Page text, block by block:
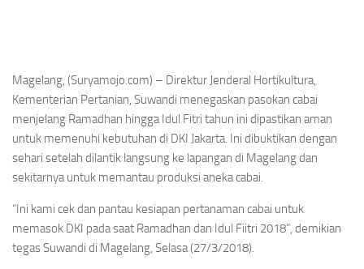
Magelang, (Suryamojo.com) – Direktur Jenderal Hortikultura,
Kementerian Pertanian, Suwandi menegaskan pasokan cabai
menjelang Ramadhan hingga Idul Fitri tahun ini dipastikan aman
untuk memenuhi kebutuhan di DKI Jakarta. Ini dibuktikan dengan
sehari setelah dilantik langsung ke lapangan di Magelang dan
sekitarnya untuk memantau produksi aneka cabai.
“Ini kami cek dan pantau kesiapan pertanaman cabai untuk
memasok DKI pada saat Ramadhan dan Idul Fiitri 2018”, demikian
tegas Suwandi di Magelang, Selasa (27/3/2018).